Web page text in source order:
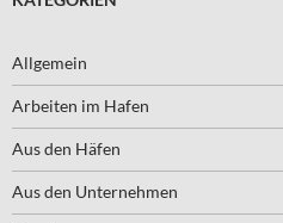
Allgemein
Arbeiten im Hafen
Aus den Häfen
Aus den Unternehmen